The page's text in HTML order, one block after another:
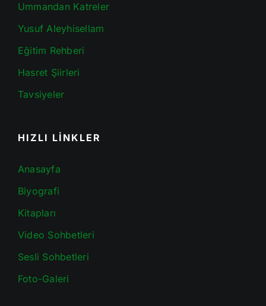
Ummandan Katreler
Yusuf Aleyhisellam
Eğitim Rehberi
Hasret Şiirleri
Tavsiyeler
HIZLI LİNKLER
Anasayfa
Biyografi
Kitapları
Video Sohbetleri
Sesli Sohbetleri
Foto-Galeri